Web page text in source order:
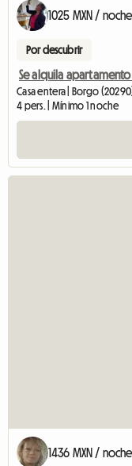
1025 MXN / noche
Por descubrir
Se alquila
Casa entera | Borgo
4 pers. | Mínimo 1 noche
1436 MXN / noche